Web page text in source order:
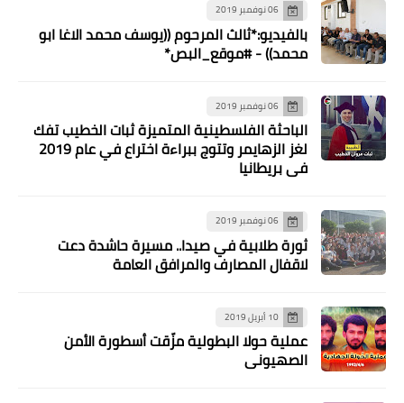
06 نوفمبر 2019
بالفيديو:*ثالث المرحوم ((يوسف محمد الاغا ابو
محمد)) - #موقع_البص*
06 نوفمبر 2019
الباحثة الفلسطينية المتميزة ثبات الخطيب تفك
لغز الزهايمر وتتوج ببراءة اختراع في عام 2019
في بريطانيا
06 نوفمبر 2019
ثورة طلابية في صيدا.. مسيرة حاشدة دعت
لاقفال المصارف والمرافق العامة
10 أبريل 2019
عملية حولا البطولية مزّقت أسطورة الأمن
الصهيوني